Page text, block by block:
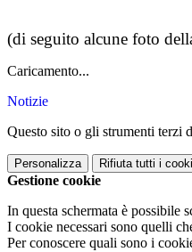
(di seguito alcune foto
Caricamento...
Notizie
Questo sito o gli strumenti terzi
Personalizza Rifiuta tutti i
Gestione cookie
In questa schermata è possibile
I cookie necessari sono quelli
Per conoscere quali sono i